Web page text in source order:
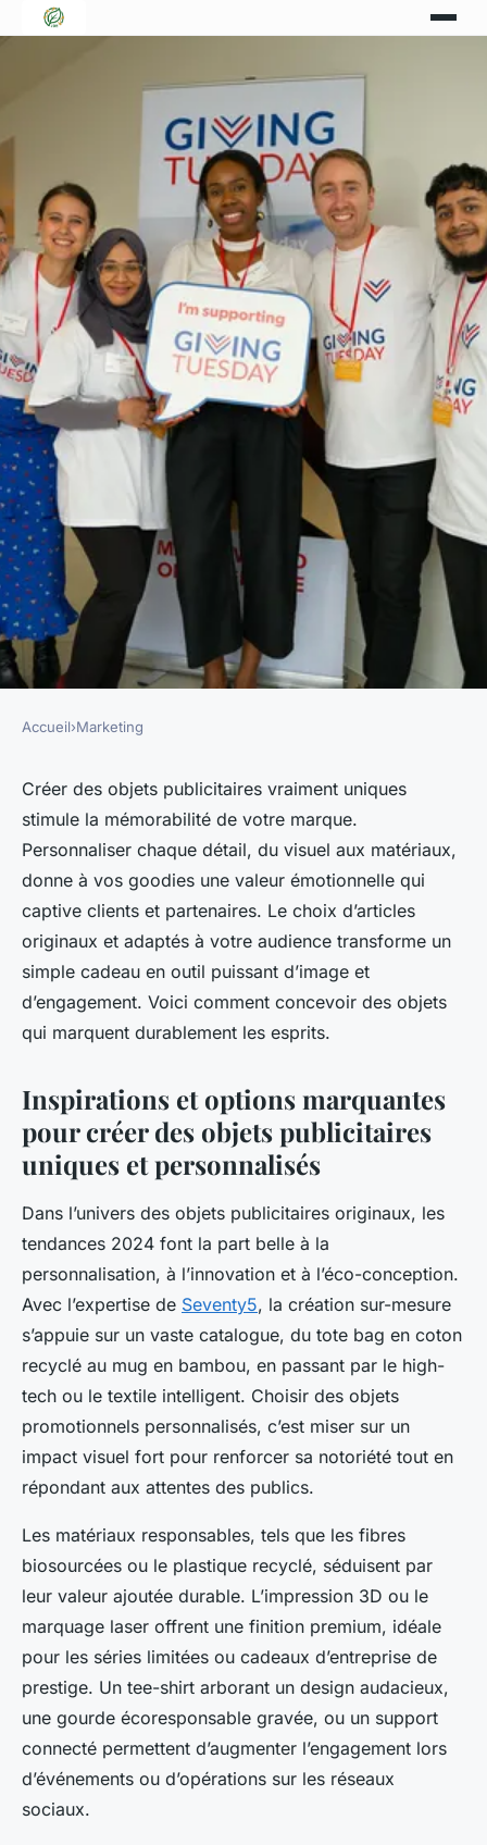
Création d'objets publicitaires
uniques pour marquer les
esprits
felicien• 17 juin 2025•4 min de lecture
Accueil›Marketing
Créer des objets publicitaires vraiment uniques
stimule la mémorabilité de votre marque.
Personnaliser chaque détail, du visuel aux matériaux,
donne à vos goodies une valeur émotionnelle qui
captive clients et partenaires. Le choix d’articles
originaux et adaptés à votre audience transforme un
simple cadeau en outil puissant d’image et
d’engagement. Voici comment concevoir des objets
qui marquent durablement les esprits.
Inspirations et options marquantes
pour créer des objets publicitaires
uniques et personnalisés
Dans l’univers des objets publicitaires originaux, les
tendances 2024 font la part belle à la
personnalisation, à l’innovation et à l’éco-conception.
Avec l’expertise de Seventy5, la création sur-mesure
s’appuie sur un vaste catalogue, du tote bag en coton
recyclé au mug en bambou, en passant par le high-
tech ou le textile intelligent. Choisir des objets
promotionnels personnalisés, c’est miser sur un
impact visuel fort pour renforcer sa notoriété tout en
répondant aux attentes des publics.
Les matériaux responsables, tels que les fibres
biosourcées ou le plastique recyclé, séduisent par
leur valeur ajoutée durable. L’impression 3D ou le
marquage laser offrent une finition premium, idéale
pour les séries limitées ou cadeaux d’entreprise de
prestige. Un tee-shirt arborant un design audacieux,
une gourde écoresponsable gravée, ou un support
connecté permettent d’augmenter l’engagement lors
d’événements ou d’opérations sur les réseaux
sociaux.